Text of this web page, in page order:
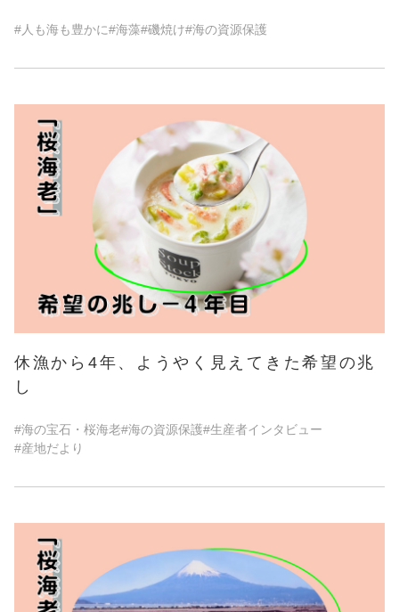
#人も海も豊かに#海藻#磯焼け#海の資源保護
休漁から4年、ようやく見えてきた希望の兆
し
#海の宝石・桜海老#海の資源保護#生産者インタビュー
#産地だより